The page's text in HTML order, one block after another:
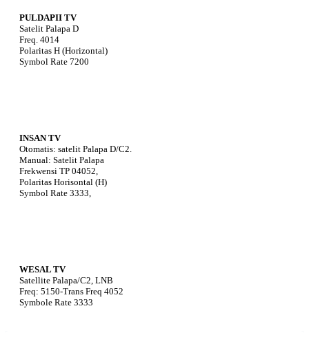
PULDAPII TV
Satelit Palapa D
Freq. 4014
Polaritas H (Horizontal)
Symbol Rate 7200
INSAN TV
Otomatis: satelit Palapa D/C2.
Manual: Satelit Palapa
Frekwensi TP 04052,
Polaritas Horisontal (H)
Symbol Rate 3333,
WESAL TV
Satellite Palapa/C2, LNB
Freq: 5150-Trans Freq 4052
Symbole Rate 3333